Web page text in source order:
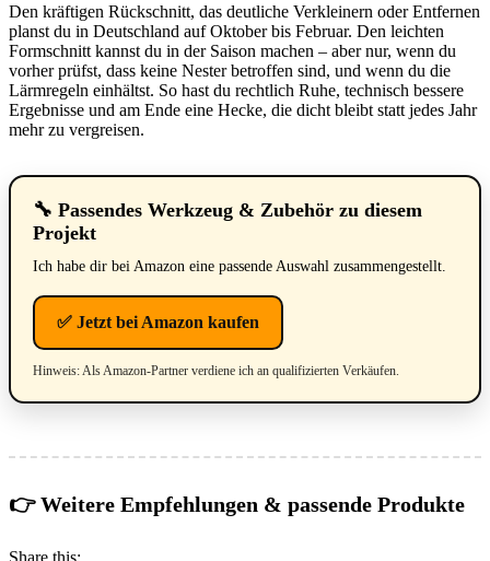
Den kräftigen Rückschnitt, das deutliche Verkleinern oder Entfernen
planst du in Deutschland auf Oktober bis Februar. Den leichten
Formschnitt kannst du in der Saison machen – aber nur, wenn du
vorher prüfst, dass keine Nester betroffen sind, und wenn du die
Lärmregeln einhältst. So hast du rechtlich Ruhe, technisch bessere
Ergebnisse und am Ende eine Hecke, die dicht bleibt statt jedes Jahr
mehr zu vergreisen.
🔧 Passendes Werkzeug & Zubehör zu diesem
Projekt
Ich habe dir bei Amazon eine passende Auswahl zusammengestellt.
✅ Jetzt bei Amazon kaufen
Hinweis: Als Amazon-Partner verdiene ich an qualifizierten Verkäufen.
👉 Weitere Empfehlungen & passende Produkte
Share this: